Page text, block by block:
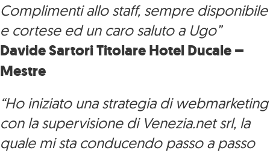
Complimenti allo staff, sempre disponibile
e cortese ed un caro saluto a Ugo”
Davide Sartori Titolare Hotel Ducale –
Mestre
“Ho iniziato una strategia di webmarketing
con la supervisione di Venezia.net srl, la
quale mi sta conducendo passo a passo